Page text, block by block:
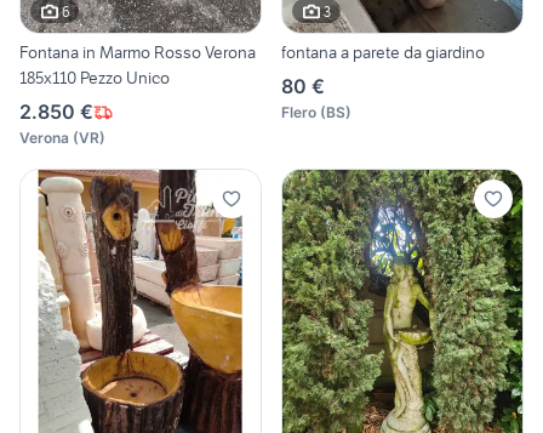
6
Fontana in Marmo Rosso Verona
185x110 Pezzo Unico
2.850 €
Verona (VR)
3
fontana a parete da giardino
80 €
Flero (BS)